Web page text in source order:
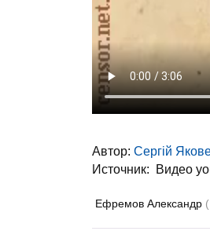
Автор: Сергій
Источник:
Видео
Ефремов Александр